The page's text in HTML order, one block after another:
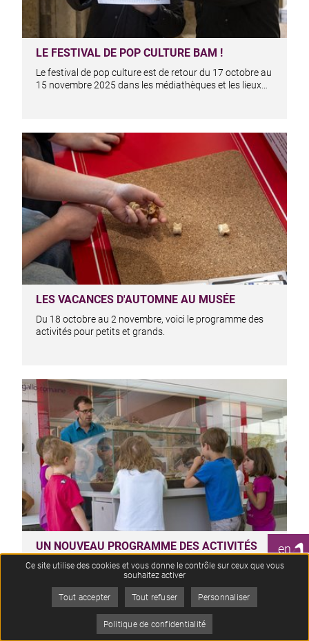
en 1
LE FESTIVAL DE POP CULTURE BAM !
Le festival de pop culture est de retour du 17 octobre au
15 novembre 2025 dans les médiathèques et les lieux…
LES VACANCES D'AUTOMNE AU MUSÉE
Du 18 octobre au 2 novembre, voici le programme des
activités pour petits et grands.
UN NOUVEAU PROGRAMME DES ACTIVITÉS
POUR LES GROUPES D'ENFANTS EN 2025-2026
Retrouvez tout le programme des activités proposées
Ce site utilise des cookies et vous donne le contrôle sur ceux que vous
souhaitez activer
Tout accepter Tout refuser Personnaliser
Politique de confidentialité